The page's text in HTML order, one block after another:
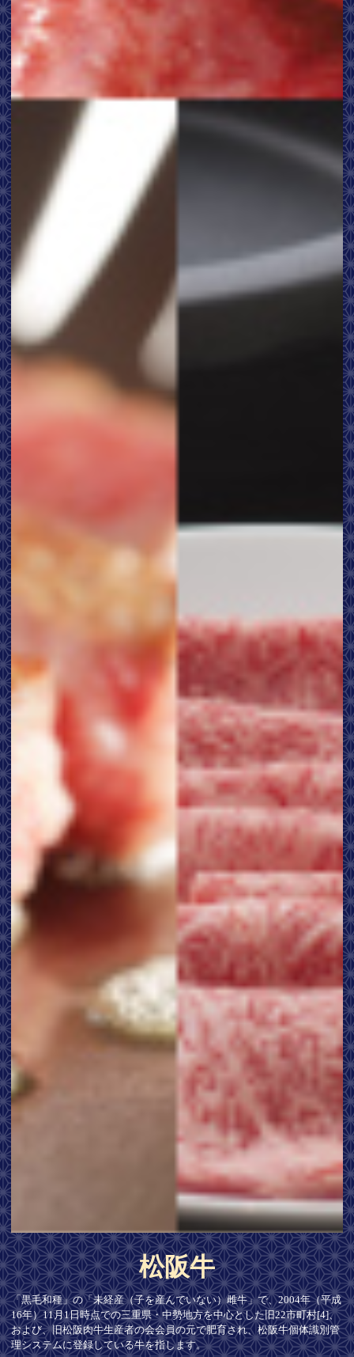
松阪牛
「黒毛和種」の「未経産（子を産んでいない）雌牛」で、2004年（平成
16年）11月1日時点での三重県・中勢地方を中心とした旧22市町村[4]、
および、旧松阪肉牛生産者の会会員の元で肥育され、松阪牛個体識別管
理システムに登録している牛を指します。